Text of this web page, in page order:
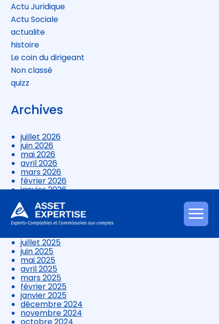
Aller
au
Actu Juridique
Actu Sociale
actualite
histoire
Le coin du dirigeant
Non classé
quizz
Archives
juillet 2026
juin 2026
mai 2026
avril 2026
mars 2026
février 2026
janvier 2026
novembre 2025
octobre 2025
septembre 2025
juillet 2025
juin 2025
mai 2025
avril 2025
mars 2025
février 2025
janvier 2025
décembre 2024
novembre 2024
octobre 2024